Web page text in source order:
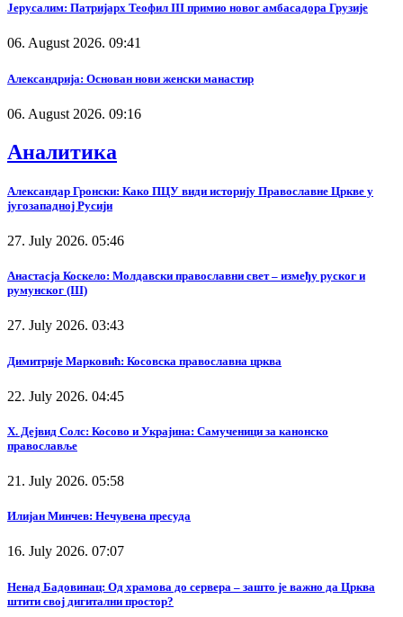
Јерусалим: Патријарх Теофил III примио новог амбасадора Грузије
06. August 2026. 09:41
Александрија: Основан нови женски манастир
06. August 2026. 09:16
Аналитика
Александар Гронски: Како ПЦУ види историју Православне Цркве у
југозападној Русији
27. July 2026. 05:46
Анастасја Коскело: Молдавски православни свет – између руског и
румунског (III)
27. July 2026. 03:43
Димитрије Марковић: Косовска православна црква
22. July 2026. 04:45
Х. Дејвид Солс: Косово и Украјина: Самученици за канонско
православље
21. July 2026. 05:58
Илијан Минчев: Нечувена пресуда
16. July 2026. 07:07
Ненад Бадовинац: Од храмова до сервера – зашто је важно да Црква
штити свој дигитални простор?